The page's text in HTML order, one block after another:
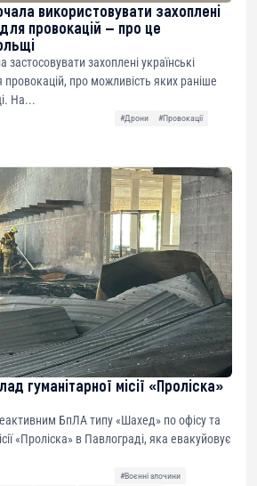
використовувати захоплені
провокацій — про це
застосовувати захоплені українські
провокацій, про можливість яких раніше
На...
#Дрони
#Провокації
гуманітарної місії «Проліска»
БпЛА типу «Шахед» по офісу та
«Проліска» в Павлограді, яка евакуйовує
#Воєнні злочини